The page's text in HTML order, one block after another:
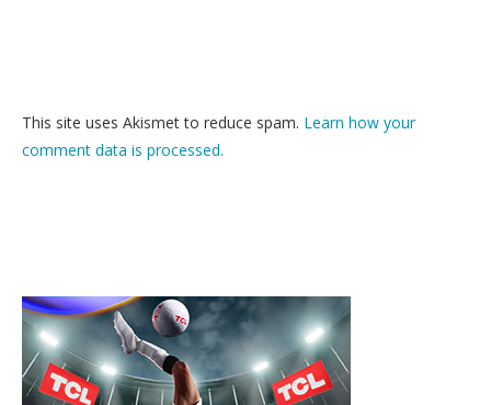
This site uses Akismet to reduce spam. Learn how your
comment data is processed.